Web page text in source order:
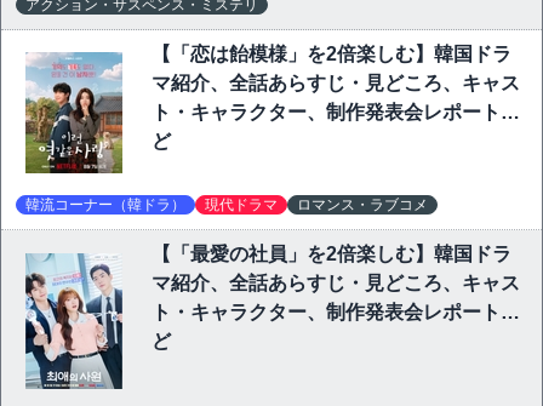
アクション・サスペンス・ミステリ
【「恋は飴模様」を2倍楽しむ】韓国ドラ
マ紹介、全話あらすじ・見どころ、キャス
ト・キャラクター、制作発表会レポートな
ど
韓流コーナー（韓ドラ） 現代ドラマ ロマンス・ラブコメ
【「最愛の社員」を2倍楽しむ】韓国ドラ
マ紹介、全話あらすじ・見どころ、キャス
ト・キャラクター、制作発表会レポートな
ど